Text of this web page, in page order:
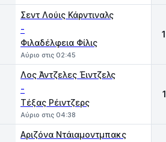
Σεντ Λούις Κάρντιναλς
-
Φιλαδέλφεια Φίλις
Αύριο στις 02:45
Λος Άντζελες Έιντζελς
-
Τέξας Ρέιντζερς
Αύριο στις 04:38
Αριζόνα Ντάιαμοντμπακς